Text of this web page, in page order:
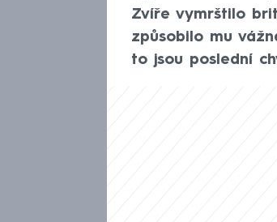
Zvíře vymrštilo
způsobilo mu
to jsou poslední